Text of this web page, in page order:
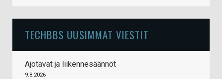
TECHBBS UUSIMMAT VIESTIT
Ajotavat ja liikennesäännöt
9.8.2026